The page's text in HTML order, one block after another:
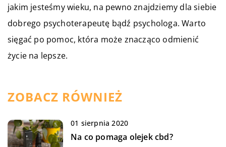
jakim jesteśmy wieku, na pewno znajdziemy dla siebie
dobrego psychoterapeutę bądź psychologa. Warto
sięgać po pomoc, która może znacząco odmienić
życie na lepsze.
ZOBACZ RÓWNIEŻ
01 sierpnia 2020
Na co pomaga olejek cbd?